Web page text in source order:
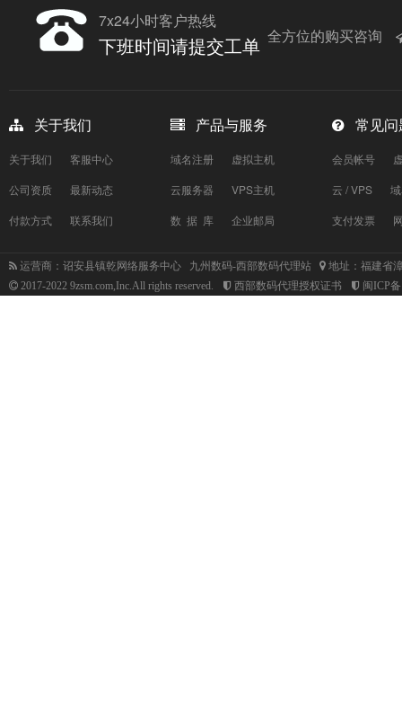
7x24小时客户热线
下班时间请提交工单 全方位的购买咨询
关于我们
关于我们
客服中心
公司资质
最新动态
付款方式
联系我们
产品与服务
域名注册
虚拟主机
云服务器
VPS主机
数 据 库
企业邮局
常见问
会员帐号
云 / VPS
支付发票
运营商：诏安县镇乾网络服务中心 九州数码-西部数码代理站
地址：福建省
2017-2022 9zsm.com,Inc.All rights reserved.
西部数码代理授权证书 闽ICP